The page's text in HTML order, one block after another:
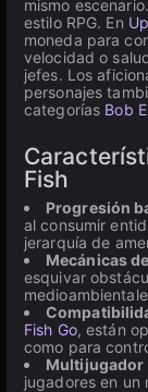
mismo
estilo RPG. En
moneda para
velocidad o
jefes. Los
personajes
categorías Bob
Fish
Progresión
al consumir
jerarquía de
Mecánicas
esquivar
Fish Go, están
como para
Multijugador
jugadores en un